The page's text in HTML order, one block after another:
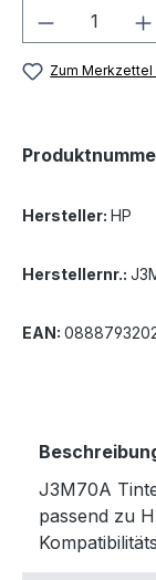
Produkt
Zum
Hersteller: HP
Herstellernr.:
EAN:
J3M70A
passend zu